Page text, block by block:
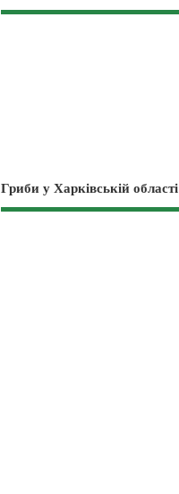
Гриби у Харківській області